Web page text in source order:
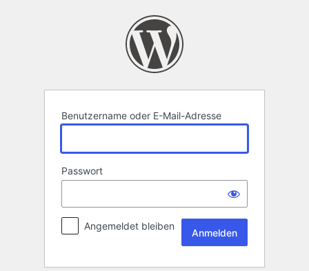
Benutzername oder E-Mail-Adresse
Passwort
Angemeldet bleiben